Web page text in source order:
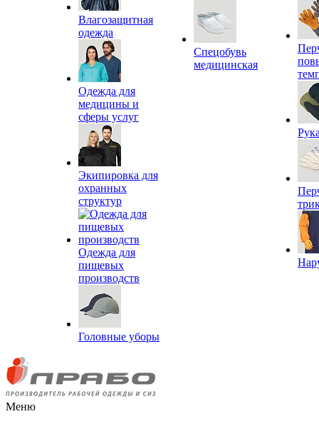
Влагозащитная
одежда
Одежда для
медицины и
сферы услуг
Экипировка для
охранных
структур
Одежда для
пищевых
производств
Головные уборы
Спецобувь
медицинская
Меню